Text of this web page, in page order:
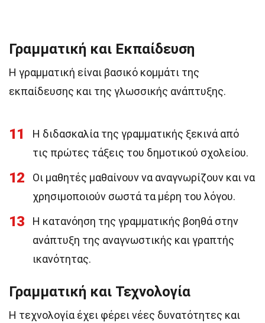
Γραμματική και Εκπαίδευση
Η γραμματική είναι βασικό κομμάτι της
εκπαίδευσης και της γλωσσικής ανάπτυξης.
11
Η διδασκαλία της γραμματικής ξεκινά από
τις πρώτες τάξεις του δημοτικού σχολείου.
12
Οι μαθητές μαθαίνουν να αναγνωρίζουν και να
χρησιμοποιούν σωστά τα μέρη του λόγου.
13
Η κατανόηση της γραμματικής βοηθά στην
ανάπτυξη της αναγνωστικής και γραπτής
ικανότητας.
Γραμματική και Τεχνολογία
Η τεχνολογία έχει φέρει νέες δυνατότητες και